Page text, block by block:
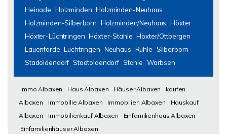
Heinade Holzminden Holzminden-Neuhaus
Holzminden-Silberborn Holzminden/Neuhaus Höxter
Höxter-Lüchtringen Höxter-Stahle Höxter/Ottbergen
Lauenförde Lüchtringen Neuhaus Rühle Silberborn
Stadoldendorf Stadtoldendorf Stahle Warbsen
Immo Albaxen Haus Albaxen Häuser Albaxen
kaufen
Albaxen
Immobilie Albaxen Immobilien Albaxen
Hauskauf
Albaxen
Immobilienkauf Albaxen
Einfamilienhaus Albaxen
Einfamilienhäuser Albaxen